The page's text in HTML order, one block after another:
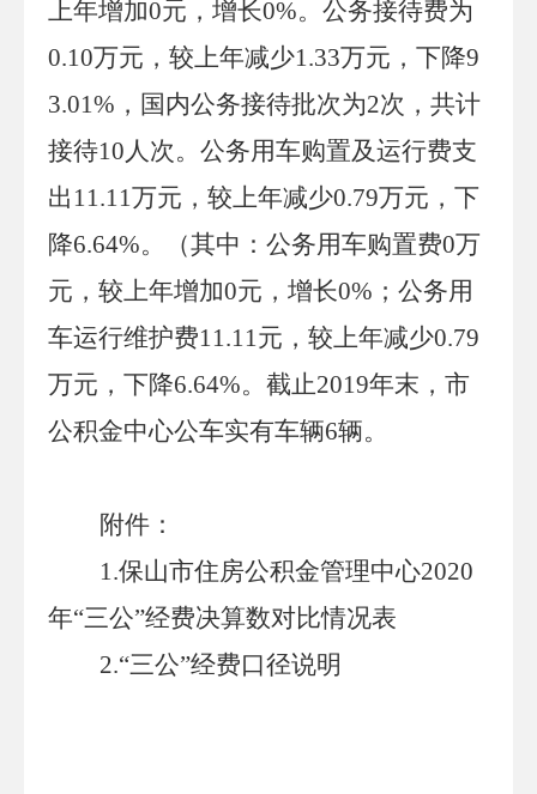
上年增加0元，增长0%。公务接待费为
0.10万元，较上年减少1.33万元，下降9
3.01% ，国内公务接待批次为2次，共计
接待10人次。公务用车购置及运行费支
出 11.11万元，较上年减少0.79万元， 下
降6.64%。（其中：公务用车购置费0万
元，较上年增加0元，增长0% ；公务用
车运行维护费11.11元，较上年减少0.79
万元， 下降6.64%。截止2019年末，市
公积金中心公车实有车辆6辆。
附件：
1.保山市住房公积金管理中心2020
年“三公”经费决算数对比情况表
2.“三公”经费口径说明